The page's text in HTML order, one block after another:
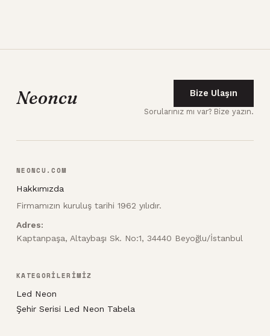
Neoncu Bize Ulaşın
Sorularınız mı var? Bize yazın.
NEONCU.COM
Hakkımızda
Firmamızın kuruluş tarihi 1962 yılıdır.
Adres:
Kaptanpaşa, Altaybaşı Sk. No:1, 34440 Beyoğlu/İstanbul
KATEGORİLERİMİZ
Led Neon
Şehir Serisi Led Neon Tabela